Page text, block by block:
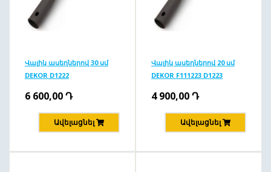
Վալիկ ասեղներով 30 սմ
DEKOR D1222
6 600,00Դ
Ավելացնել
Վալիկ ասեղներով 20 սմ
DEKOR F111223 D1223
4 900,00Դ
Ավելացնել